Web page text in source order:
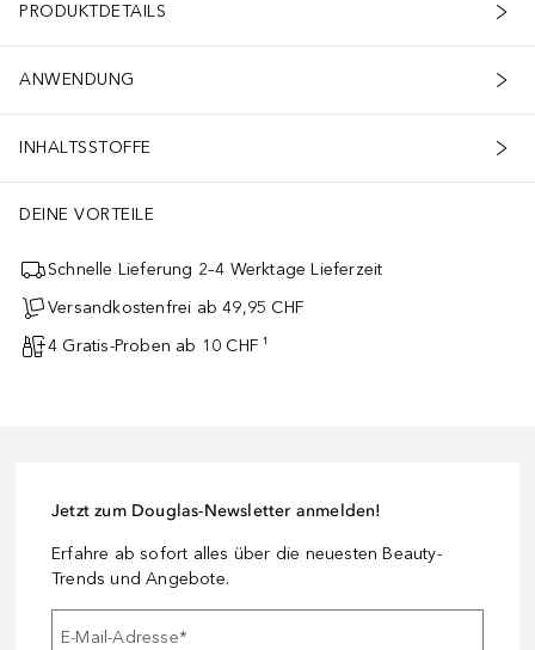
PRODUKTDETAILS
ANWENDUNG
INHALTSSTOFFE
DEINE VORTEILE
Schnelle Lieferung 2–4 Werktage Lieferzeit
Versandkostenfrei ab 49,95 CHF
4 Gratis-Proben ab 10 CHF ¹
Jetzt zum Douglas-Newsletter anmelden!
Erfahre ab sofort alles über die neuesten Beauty-
Trends und Angebote.
E-Mail-Adresse*